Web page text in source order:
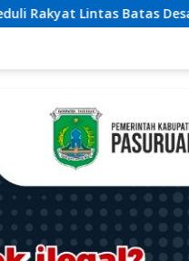
Program